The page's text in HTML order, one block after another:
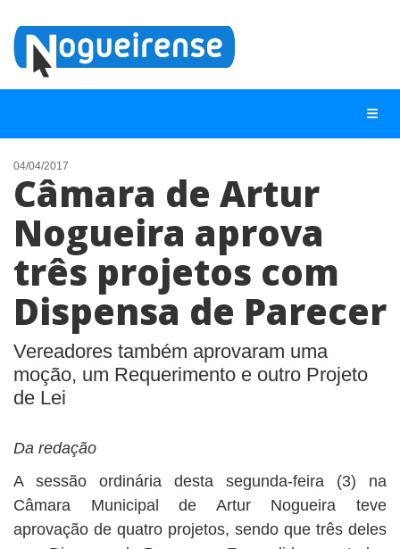
NOTÍCIAS
LISTA DIGITAL
TELEFONES ÚTEIS
QUEM SOMOS
CONTATO
ANUNCIE
04/04/2017
Câmara de Artur
Nogueira aprova
três projetos com
Dispensa de Parecer
Vereadores também aprovaram uma
moção, um Requerimento e outro Projeto
de Lei
Da redação
A sessão ordinária desta segunda-feira (3) na
Câmara Municipal de Artur Nogueira teve
aprovação de quatro projetos, sendo que três deles